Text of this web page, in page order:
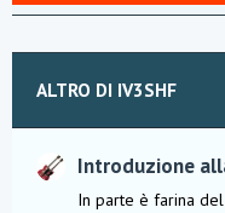
ALTRO DI IV3SHF
Introduzione
In parte è farina